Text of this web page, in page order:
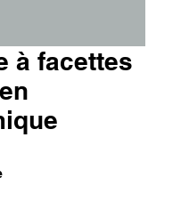
à facettes